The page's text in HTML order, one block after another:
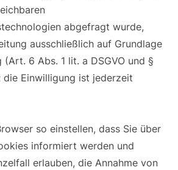
abgefragt wurde,
ausschließlich auf Grundlage
6 Abs. 1 lit. a DSGVO und §
die Einwilligung ist jederzeit
so einstellen, dass Sie über
informiert werden und
erlauben, die Annahme von